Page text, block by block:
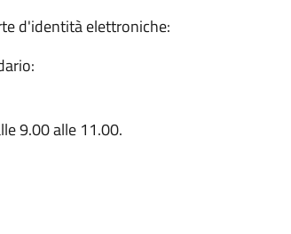
d'identità elettroniche:
9.00 alle 11.00.